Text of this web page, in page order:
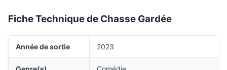
Fiche Technique de Chasse Gardée
Année de sortie 2023